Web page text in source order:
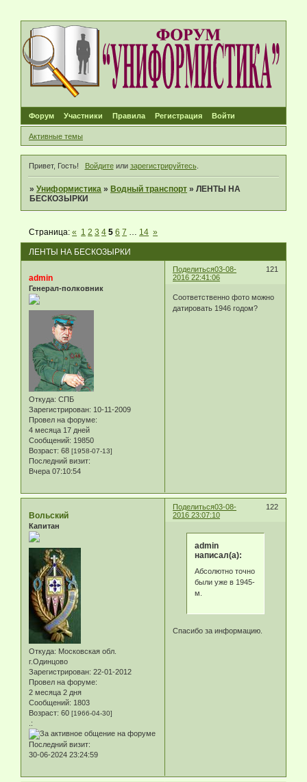
Форум Участники Правила Регистрация Войти
Активные темы
Привет, Гость! Войдитеили зарегистрируйтесь.
»Униформистика » Водный транспорт »ЛЕНТЫ НА
БЕСКОЗЫРКИ
ЛЕНТЫ НА БЕСКОЗЫРКИ
Страница:« 1 2 3 4 5 6 7 14 »
Поделиться 121
03-08-
2016 22:41:06
admin
Генерал-полковник
Откуда: СПБ
Зарегистрирован: 10-11-2009
Провел на форуме:
4 месяца 17 дней
Сообщений: 19850
Возраст: 68 [1958-07-13]
Последний визит:
Вчера 07:10:54
Соответственно фото можно
датировать 1946 годом?
Поделиться 122
03-08-
2016 23:07:10
Вольский
Капитан
Откуда: Московская обл.
г.Одинцово
Зарегистрирован: 22-01-2012
Провел на форуме:
2 месяца 2 дня
Сообщений: 1803
Возраст: 60 [1966-04-30]
.:
Последний визит:
30-06-2024 23:24:59
admin
написал(а):
Абсолютно точно
были уже в 1945-
м.
Спасибо за информацию.